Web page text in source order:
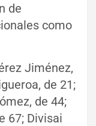
de
como
Jiménez,
de 21;
de 44;
67; Divisai